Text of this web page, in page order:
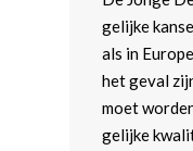
gelijke
als in
het geval
moet
gelijke